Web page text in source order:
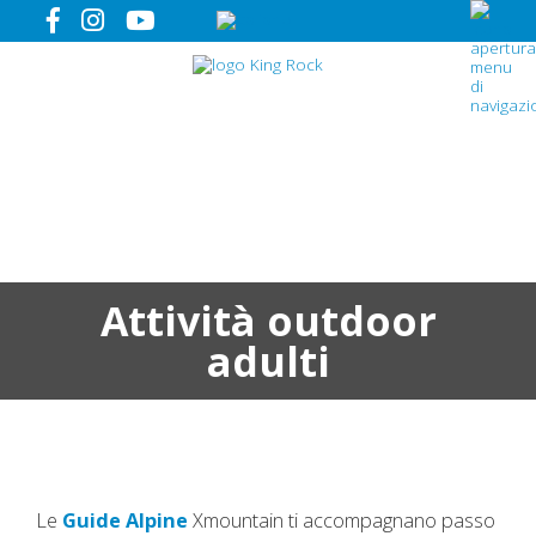
Attività outdoor
adulti
Le Guide Alpine Xmountain ti accompagnano passo